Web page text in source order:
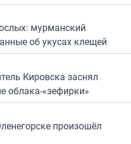
мурманский
об укусах клещей
Кировска заснял
облака-«зефирки»
произошёл